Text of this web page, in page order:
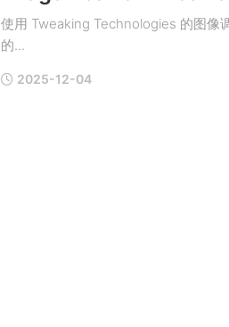
使用 Tweaking Technologies 的图像
的...
2025-12-04